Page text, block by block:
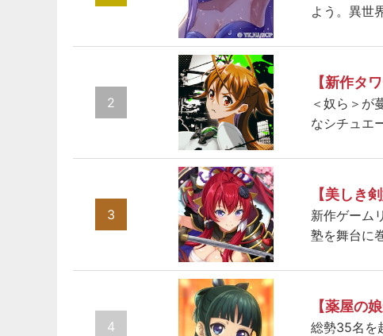
よう。異世
2
【新作タ
＜奴ら＞が
なシチュエ
3
【美しき
新作ゲーム
塾を舞台に
4
【薬屋の
総勢35名を